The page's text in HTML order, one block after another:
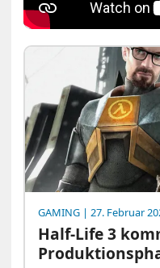
GAMING | 27. Februar
Half-Life 3